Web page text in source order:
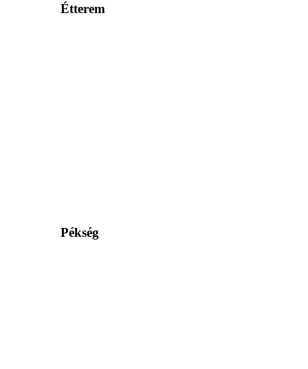
Étterem
Pékség